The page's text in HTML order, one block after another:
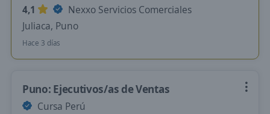
4,1
Nexxo Servicios Comerciales
Juliaca, Puno
Hace 3 días
Puno: Ejecutivos/as de Ventas
Cursa Perú